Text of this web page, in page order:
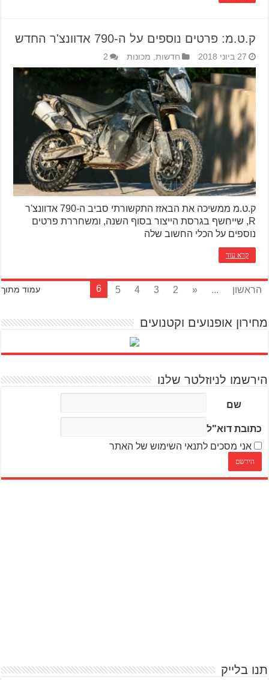
ק.ט.מ: פרטים נוספים על ה-790 אדוונצ'ר החדש
27 ביוני 2018 חדשות מכונות 2
ק.ט.מ ממשיכה את הבאזז התקשורתי סביב ה-790 אדוונצ'ר
R, שייחשף בגרסת הייצור בסוף השנה, ומשחררת פרטים
נוספים על הכלי החשוב שלה
קרא עוד
עמוד מתוך הראשון ...
«
2
3
4
5
6
מחירון אופנועים וקטנועים
הירשמו לניוזלטר שלנו
שם
כתובת דוא"ל
אני מסכים לתנאי השימוש של האתר
תנו בלייק